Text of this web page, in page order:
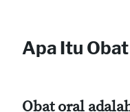
Apa Itu
Obat oral